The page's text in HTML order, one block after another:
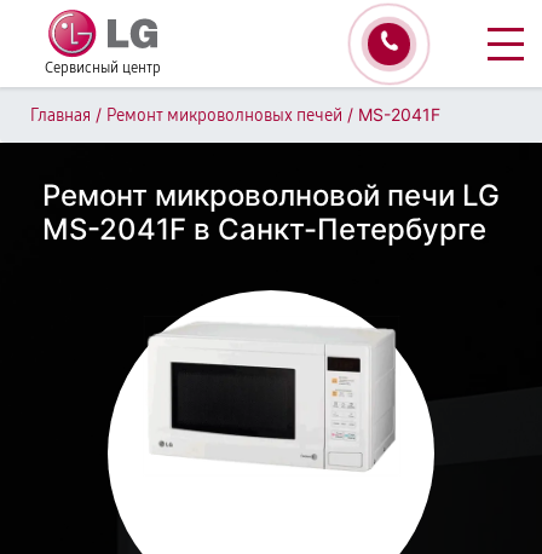
Сервисный центр
Главная / Ремонт микроволновых печей / MS-2041F
Ремонт микроволновой печи LG
MS-2041F в Санкт-Петербурге